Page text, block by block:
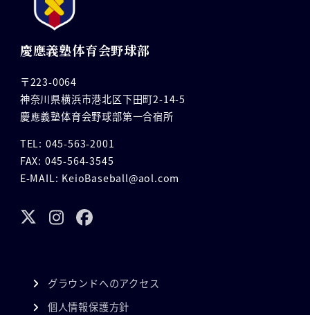
慶應義塾体育会野球部
〒223-0064
神奈川県横浜市港北区下田町2-14-5
慶應義塾体育会野球部第一合宿所
TEL: 045-563-2001
FAX: 045-564-3545
E-MAIL: KeioBaseball@aol.com
グラウンドへのアクセス
個人情報保護方針